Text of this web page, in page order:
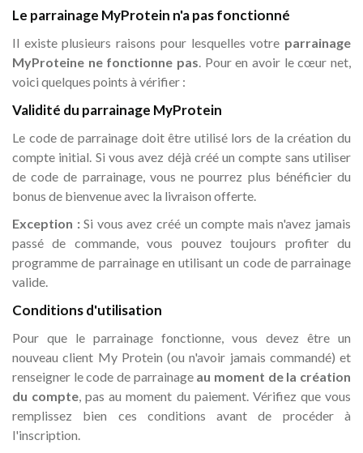
Le parrainage MyProtein n'a pas fonctionné
Il existe plusieurs raisons pour lesquelles votre parrainage
MyProteine ne fonctionne pas . Pour en avoir le cœur net,
voici quelques points à vérifier :
Validité du parrainage MyProtein
Le code de parrainage doit être utilisé lors de la création du
compte initial. Si vous avez déjà créé un compte sans utiliser
de code de parrainage, vous ne pourrez plus bénéficier du
bonus de bienvenue avec la livraison offerte.
Exception :Si vous avez créé un compte mais n'avez jamais
passé de commande, vous pouvez toujours profiter du
programme de parrainage en utilisant un code de parrainage
valide.
Conditions d'utilisation
Pour que le parrainage fonctionne, vous devez être un
nouveau client My Protein (ou n'avoir jamais commandé) et
renseigner le code de parrainage au moment de la création
du compte , pas au moment du paiement. Vérifiez que vous
remplissez bien ces conditions avant de procéder à
l'inscription.